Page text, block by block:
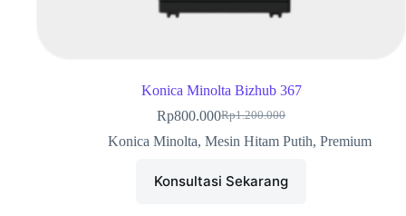
Konica Minolta Bizhub 367
Rp1.200.000
Rp800.000
Konica Minolta, Mesin Hitam Putih, Premium
Konsultasi Sekarang